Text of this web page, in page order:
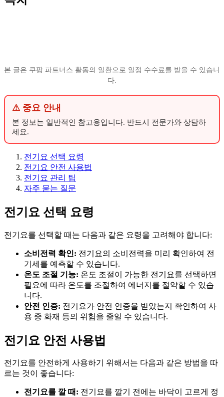
본 글은 쿠팡 파트너스 활동의 일환으로 일정 수수료를 받을 수 있습니
다.
⚠ 중요 안내
본 정보는 일반적인 참고용입니다. 반드시 전문가와 상담하
세요.
전기요 선택 요령
전기요 안전 사용법
전기요 관리 팁
자주 묻는 질문
전기요 선택 요령
전기요를 선택할 때는 다음과 같은 요령을 고려해야 합니다:
소비전력 확인: 전기요의 소비전력을 미리 확인하여 전
기세를 예측할 수 있습니다.
온도 조절 기능: 온도 조절이 가능한 전기요를 선택하면
필요에 따라 온도를 조절하여 에너지를 절약할 수 있습
니다.
안전 인증: 전기요가 안전 인증을 받았는지 확인하여 사
용 중 화재 등의 위험을 줄일 수 있습니다.
전기요 안전 사용법
전기요를 안전하게 사용하기 위해서는 다음과 같은 방법을 따
르는 것이 좋습니다:
전기요를 깔 때: 전기요를 깔기 전에는 바닥이 고르게 정